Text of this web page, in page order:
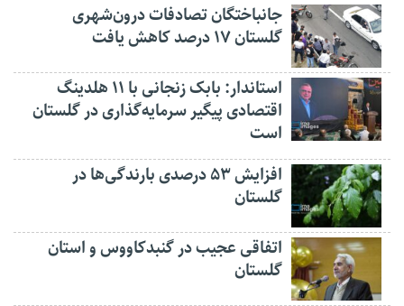
جانباختگان تصادفات درون‌شهری
گلستان ۱۷ درصد کاهش یافت
استاندار: بابک زنجانی با ۱۱ هلدینگ
اقتصادی پیگیر سرمایه‌گذاری در گلستان
است
افزایش ۵۳ درصدی بارندگی‌ها در
گلستان
اتفاقی عجیب در‌ گنبدکاووس و استان
گلستان